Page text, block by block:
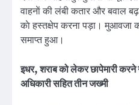
वाहनाें की लंबी कतार और बवाल
काे हस्तक्षेप करना पड़ा। मुआवजा
समाप्त हुआ।
इधर, शराब को लेकर छापेमारी करने
अधिकारी सहित तीन जख्मी